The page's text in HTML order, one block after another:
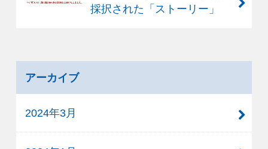
採択された「ストーリー」
アーカイブ
2024年3月